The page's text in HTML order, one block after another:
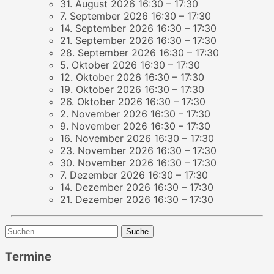
31. August 2026 16:30 – 17:30
7. September 2026 16:30 – 17:30
14. September 2026 16:30 – 17:30
21. September 2026 16:30 – 17:30
28. September 2026 16:30 – 17:30
5. Oktober 2026 16:30 – 17:30
12. Oktober 2026 16:30 – 17:30
19. Oktober 2026 16:30 – 17:30
26. Oktober 2026 16:30 – 17:30
2. November 2026 16:30 – 17:30
9. November 2026 16:30 – 17:30
16. November 2026 16:30 – 17:30
23. November 2026 16:30 – 17:30
30. November 2026 16:30 – 17:30
7. Dezember 2026 16:30 – 17:30
14. Dezember 2026 16:30 – 17:30
21. Dezember 2026 16:30 – 17:30
Beitragsnavigation
Suche
Termine